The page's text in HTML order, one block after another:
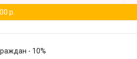
р.
- 10%